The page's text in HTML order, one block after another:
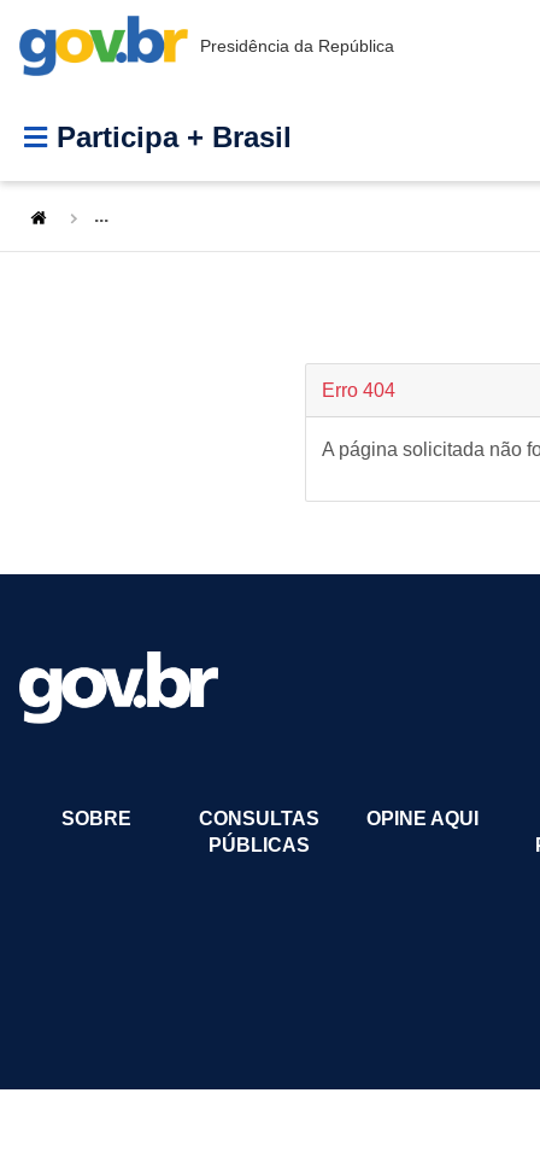
Presidência da República
Participa + Brasil
...
Erro 404
A página solicitada não
SOBRE
CONSULTAS
PÚBLICAS
OPINE AQUI